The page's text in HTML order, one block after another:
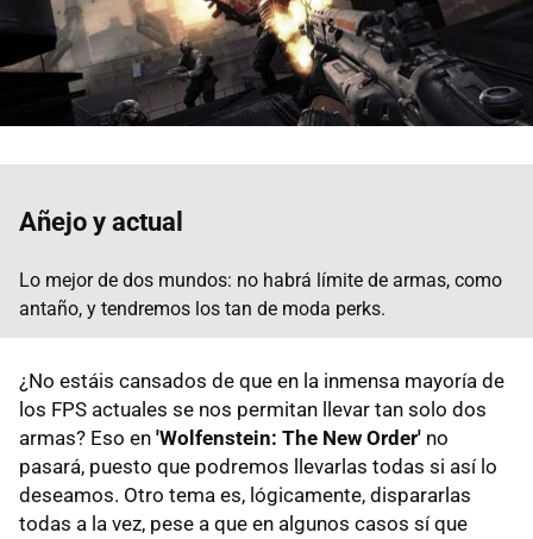
Añejo y actual
Lo mejor de dos mundos: no habrá límite de armas, como
antaño, y tendremos los tan de moda perks.
¿No estáis cansados de que en la inmensa mayoría de
los FPS actuales se nos permitan llevar tan solo dos
armas? Eso en 'Wolfenstein: The New Order' no
pasará, puesto que podremos llevarlas todas si así lo
deseamos. Otro tema es, lógicamente, dispararlas
todas a la vez, pese a que en algunos casos sí que